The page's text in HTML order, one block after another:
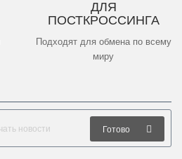
ДЛЯ
ПОСТКРОССИНГА
Подходят для обмена по всему
миру
Готово